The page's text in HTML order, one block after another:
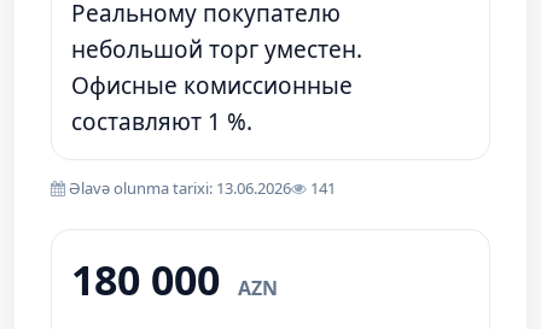
Реальному покупателю
небольшой торг уместен.
Офисные комиссионные
составляют 1 %.
Əlavə olunma tarixi: 13.06.2026 141
180 000 AZN